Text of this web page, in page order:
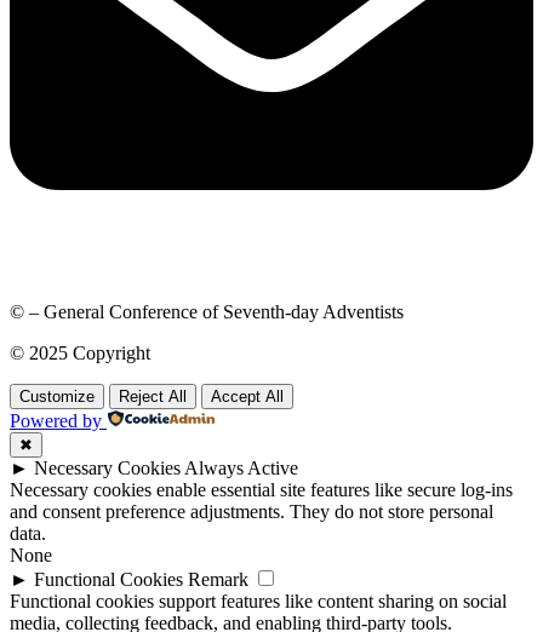
© – General Conference of Seventh-day Adventists
© 2025 Copyright
Customize Reject All Accept All
Powered by
✖
► Necessary Cookies Always Active
Necessary cookies enable essential site features like secure log-ins
and consent preference adjustments. They do not store personal
data.
None
► Functional Cookies Remark
Functional cookies support features like content sharing on social
media, collecting feedback, and enabling third-party tools.